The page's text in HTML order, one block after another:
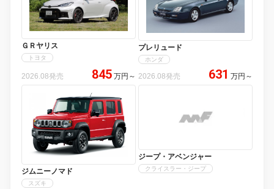
ＧＲヤリス
トヨタ
2026.08発売 845 万円 ～
プレリュード
ホンダ
2026.08発売 631 万円 ～
ジムニーノマド
スズキ
ジープ・アベンジャー
クライスラー・ジープ